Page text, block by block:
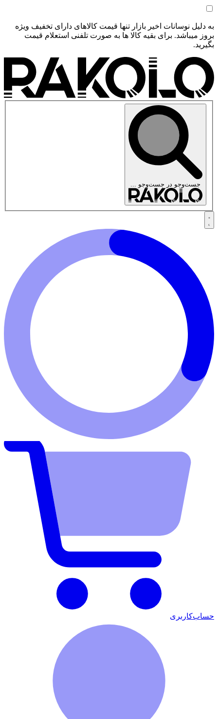
به دلیل نوسانات اخیر بازار تنها قیمت کالاهای دارای تخفیف ویژه
بروز میباشد. برای بقیه کالا ها به صورت تلفنی استعلام قیمت
بگیرید.
جست‌وجو در جست‌وجو ...
حساب‌کاربری